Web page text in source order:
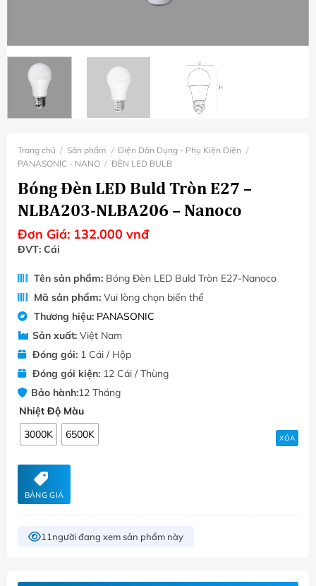
Trang chủ / Sản phẩm / Điện Dân Dụng - Phụ Kiện Điện /
PANASONIC - NANO / ĐÈN LED BULB
Bóng Đèn LED Buld Tròn E27 –
NLBA203-NLBA206 – Nanoco
Đơn Giá: 132.000 vnđ
ĐVT: Cái
Tên sản phẩm:Bóng Đèn LED Buld Tròn E27-Nanoco
Mã sản phẩm: Vui lòng chọn biến thể
Thương hiệu: PANASONIC
Sản xuất:Việt Nam
Đóng gói:1 Cái / Hộp
Đóng gói kiện:12 Cái / Thùng
Bảo hành:12 Tháng
Nhiệt Độ Màu
3000K
6500K XÓA
BẢNG GIÁ
11 người đang xem sản phẩm này